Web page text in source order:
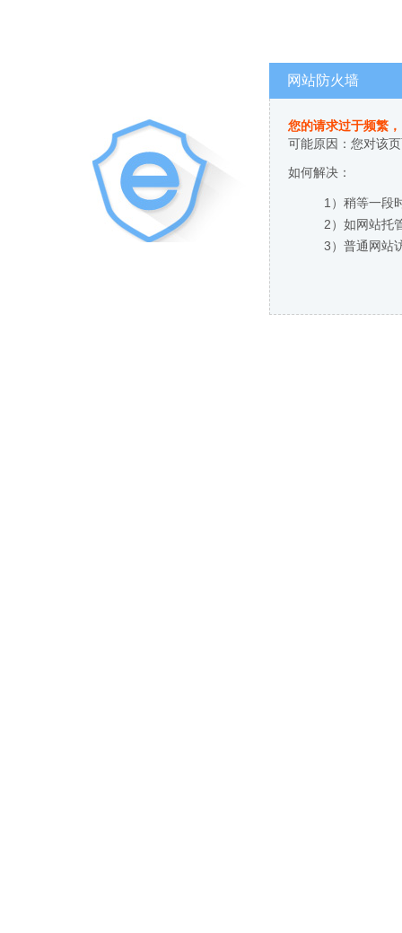
网站防火墙
您的请求过于频繁
可能原因：您对该
如何解决：
1）稍等一段
2）如网站托
3）普通网站